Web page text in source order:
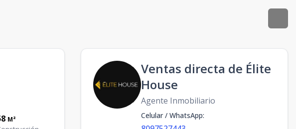
M²
Ventas directa de Élite
House
Agente Inmobiliario
Celular / WhatsApp: